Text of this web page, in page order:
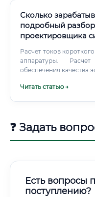
Сколько
подробный
проектировщика
Расчет токов
аппаратуры.
обеспечения качества
Читать статью →
❓ Задать
Есть вопросы
поступлению?